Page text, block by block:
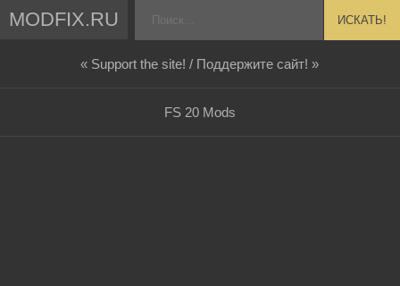
MODFIX.RU ИСКАТЬ!
« Support the site! / Поддержите сайт! »
FS 20 Mods